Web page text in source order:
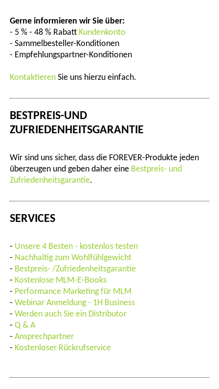
Gerne informieren wir Sie über:
- 5 % - 48 % Rabatt Kundenkonto
- Sammelbesteller-Konditionen
- Empfehlungspartner-Konditionen
Kontaktieren Sie uns hierzu einfach.
BESTPREIS-UND
ZUFRIEDENHEITSGARANTIE
Wir sind uns sicher, dass die FOREVER-Produkte jeden
überzeugen und geben daher eine Bestpreis- und
Zufriedenheitsgarantie.
SERVICES
- Unsere 4 Besten - kostenlos testen
- Nachhaltig zum Wohlfühlgewicht
- Bestpreis- /Zufriedenheitsgarantie
- Kostenlose MLM-E-Books
- Performance Marketing für MLM
- Webinar Anmeldung - 1H Business
- Werden auch Sie ein Distributor
- Q & A
- Ansprechpartner
- Kostenloser Rückrufservice